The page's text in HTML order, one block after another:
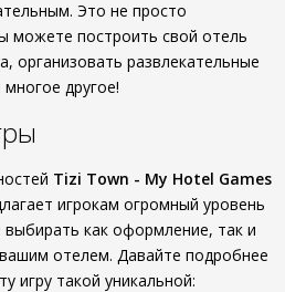
Это не просто
можете построить свой отель
организовать развлекательные
другое!
Tizi Town - My Hotel Games
игрокам огромный уровень
как оформление, так и
отелем. Давайте подробнее
игру такой уникальной: